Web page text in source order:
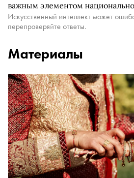
важным элементом
Искусственный интеллект может
перепроверяйте ответы.
Материалы